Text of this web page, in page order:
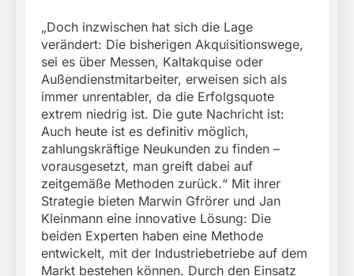
„Doch inzwischen hat sich die Lage
verändert: Die bisherigen Akquisitionswege,
sei es über Messen, Kaltakquise oder
Außendienstmitarbeiter, erweisen sich als
immer unrentabler, da die Erfolgsquote
extrem niedrig ist. Die gute Nachricht ist:
Auch heute ist es definitiv möglich,
zahlungskräftige Neukunden zu finden –
vorausgesetzt, man greift dabei auf
zeitgemäße Methoden zurück.“ Mit ihrer
Strategie bieten Marwin Gfrörer und Jan
Kleinmann eine innovative Lösung: Die
beiden Experten haben eine Methode
entwickelt, mit der Industriebetriebe auf dem
Markt bestehen können. Durch den Einsatz